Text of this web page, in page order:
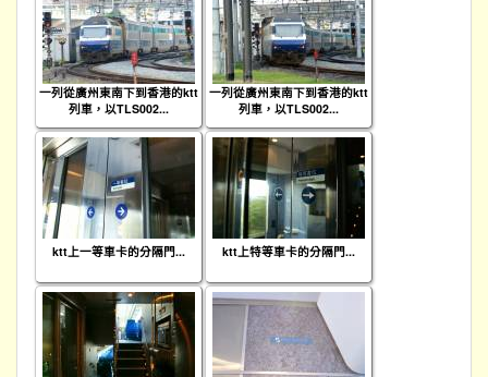
一列從廣州東南下到香港的ktt
列車，以TLS002...
一列從廣州東南下到香港的ktt
列車，以TLS002...
ktt上一等車卡的分隔門... ktt上特等車卡的分隔門...